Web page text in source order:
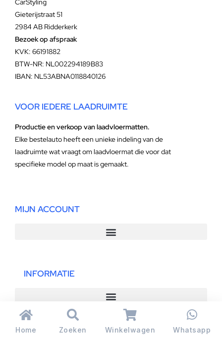
CarStyling
Gieterijstraat 51
2984 AB Ridderkerk
Bezoek op afspraak
KVK: 66191882
BTW-NR: NL002294189B83
IBAN: NL53ABNA0118840126
VOOR IEDERE LAADRUIMTE
Productie en verkoop van laadvloermatten.
Elke bestelauto heeft een unieke indeling van de
laadruimte wat vraagt om laadvloermat die voor dat
specifieke model op maat is gemaakt.
MIJN ACCOUNT
INFORMATIE
Home Zoeken Winkelwagen Whatsapp